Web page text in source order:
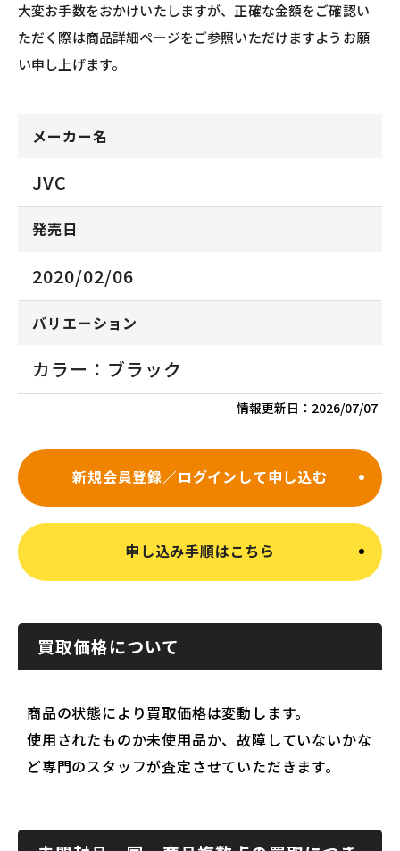
大変お手数をおかけいたしますが、正確な金額をご確認い
ただく際は商品詳細ページをご参照いただけますようお願
い申し上げます。
メーカー名
JVC
発売日
2020/02/06
バリエーション
カラー：ブラック
情報更新日： 2026/07/07
新規会員登録／ログインして申し込む
申し込み手順はこちら
買取価格について
商品の状態により買取価格は変動します。
使用されたものか未使用品か、故障していないかな
ど専門のスタッフが査定させていただきます。